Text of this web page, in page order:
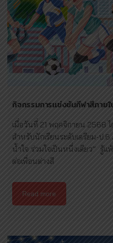
กิจกรรมการเเข่งขันกีฬาสีภา
เมื่อวันที่ 21 พฤศจิกายน 2568
สำหรับนักเรียนระดับเตรียม-ป
น้ำใจ ร่วมใจเป็นหนึ่งเดียว” รู้
ต่อเพื่อนต่างสี
Read more